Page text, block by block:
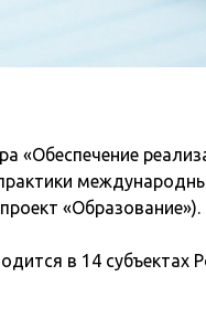
«Обеспечение
«Образование»).
в 14 субъектах